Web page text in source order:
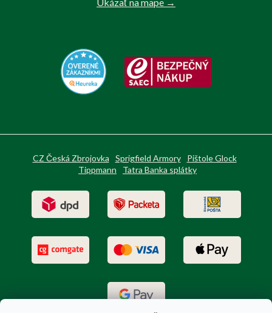
Ukázať na mape →
CZ Česká Zbrojovka Sprigfield Armory
Pištole Glock
Tippmann
Tatra Banka splátky